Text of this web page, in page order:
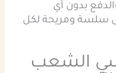
بدون أي
سلسة ومريحة لكل
الشعب